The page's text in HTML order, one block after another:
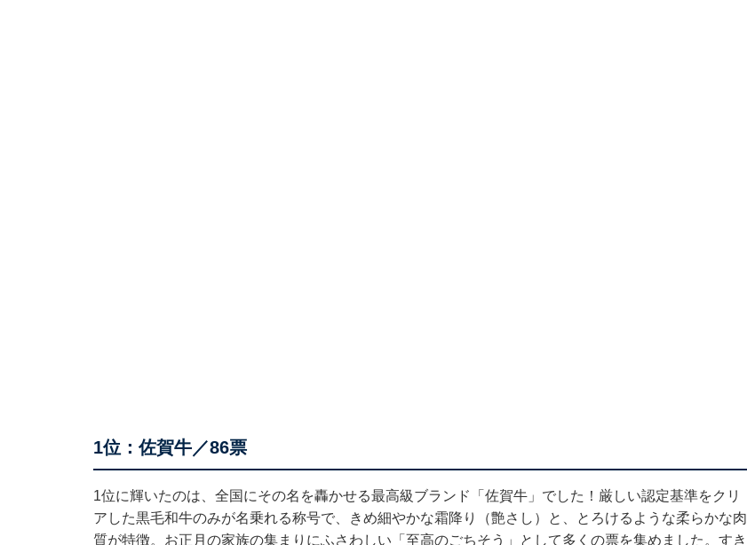
1位：佐賀牛／86票
1位に輝いたのは、全国にその名を轟かせる最高級ブランド「佐賀牛」でした！厳しい認定基準をクリ
アした黒毛和牛のみが名乗れる称号で、きめ細やかな霜降り（艶さし）と、とろけるような柔らかな肉
質が特徴。お正月の家族の集まりにふさわしい「至高のごちそう」として多くの票を集めました。すき